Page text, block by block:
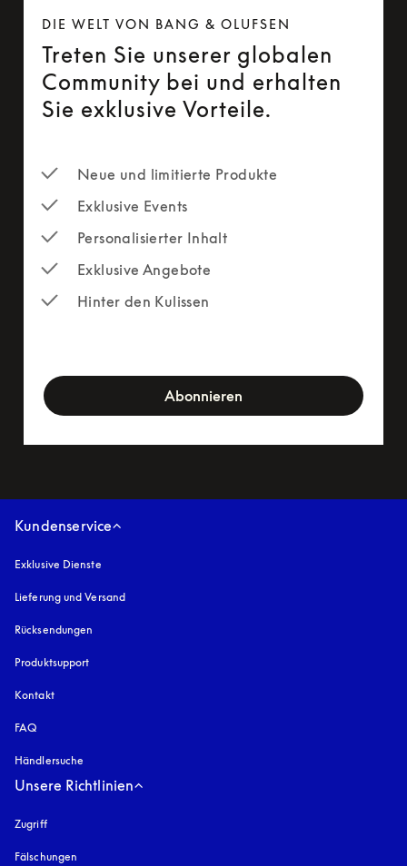
DIE WELT VON BANG & OLUFSEN
Treten Sie unserer globalen
Community bei und erhalten
Sie exklusive Vorteile.
Neue und limitierte Produkte
Exklusive Events
Personalisierter Inhalt
Exklusive Angebote
Hinter den Kulissen
Abonnieren
Kundenservice
Exklusive Dienste
Lieferung und Versand
Rücksendungen
Produktsupport
Kontakt
FAQ
Händlersuche
Unsere Richtlinien
Zugrifföffnet sich in einem neuen Tab
Fälschungen